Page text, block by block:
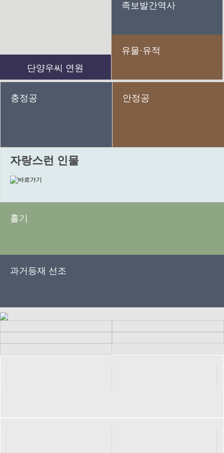
단양우씨 연원
족보발간역사
유물·유적
충정공 안정공
자랑스런 인물
홀기
과거등재 선조